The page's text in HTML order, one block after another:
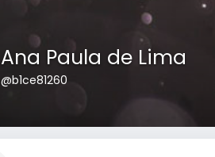
Ana Paula de Lima
@b1ce81260